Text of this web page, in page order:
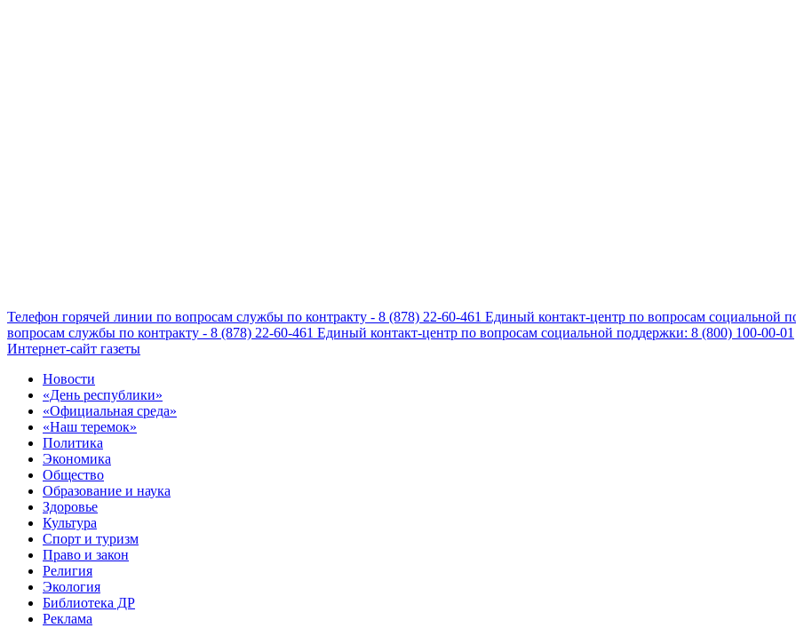
Телефон горячей линии по вопросам службы по контракту - 8 (878) 22-60-461 Единый контакт-центр по вопросам социальной
вопросам службы по контракту - 8 (878) 22-60-461 Единый контакт-центр по вопросам социальной поддержки: 8 (800) 100-00-01
Интернет-сайт газеты
Новости
«День республики»
«Официальная среда»
«Наш теремок»
Политика
Экономика
Общество
Образование и наука
Здоровье
Культура
Спорт и туризм
Право и закон
Религия
Экология
Библиотека ДР
Реклама